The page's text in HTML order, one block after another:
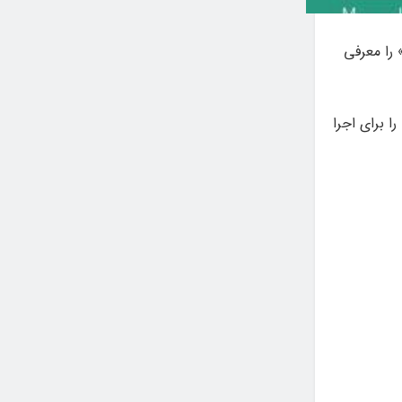
را معرفی
به دبیرخانه، ۱۲ نمایش را برای اجرا